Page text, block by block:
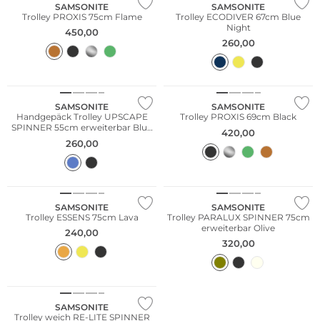
SAMSONITE
Trolley PROXIS 75cm Flame
450,00
SAMSONITE
Trolley ECODIVER 67cm Blue
Night
260,00
SAMSONITE
Handgepäck Trolley UPSCAPE
SPINNER 55cm erweiterbar Blue
Nights
260,00
SAMSONITE
Trolley PROXIS 69cm Black
420,00
SAMSONITE
Trolley ESSENS 75cm Lava
240,00
SAMSONITE
Trolley PARALUX SPINNER 75cm
erweiterbar Olive
320,00
SAMSONITE
Trolley weich RE-LITE SPINNER